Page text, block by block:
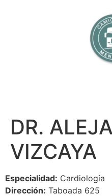
DR.
VIZCAYA
Especialidad: Cardiología
Dirección: Taboada 625